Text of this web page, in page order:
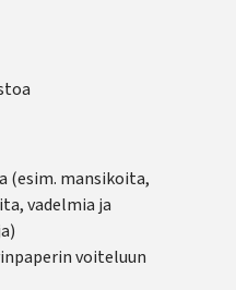
(esim. mansikoita,
vadelmia ja
voiteluun